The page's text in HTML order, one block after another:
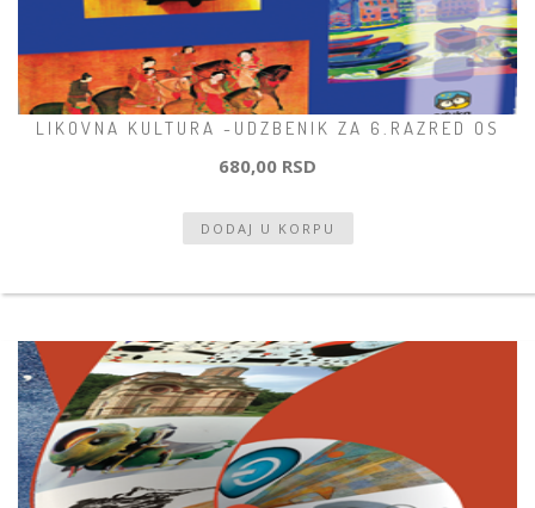
LIKOVNA KULTURA -UDZBENIK ZA 6.RAZRED OS
680,00 RSD